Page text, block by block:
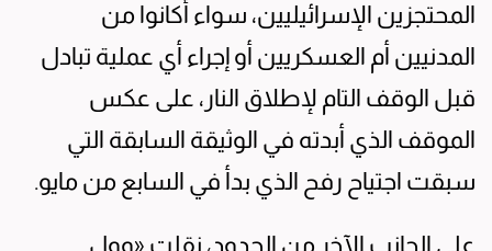
المحتجزين الإسرائيليين، سواء أكانوا من
المدنيين أم العسكريين أو إجراء أي عملية تبادل
قبل الوقف التام لإطلاق النار، على عكس
الموقف الذي أبدته في الوثيقة السابقة التي
سبقت اجتياح رفح الذي بدأ في السابع من مايو.
على الجانب الآخر من الحدود، نقلت «وول